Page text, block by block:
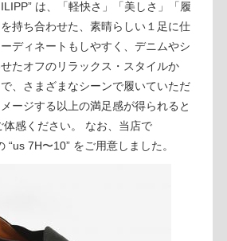
は、「軽快さ」「美しさ」「履
持ち合わせた、素晴らしい１足に仕
ディネートもしやすく、デニムやシ
たオフのリラックス・スタイルか
、さまざまなシーンで履いていただ
ージする以上の満足感が得られると
体感ください。 なお、当店で
“us 7H〜10” をご用意しました。